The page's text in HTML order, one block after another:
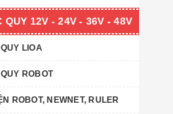
QUY 12V - 24V - 36V - 48V
LIOA
ROBOT
ROBOT, NEWNET, RULER